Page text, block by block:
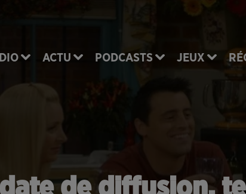
ACTU PODCASTS JEUX
date de diffusion,